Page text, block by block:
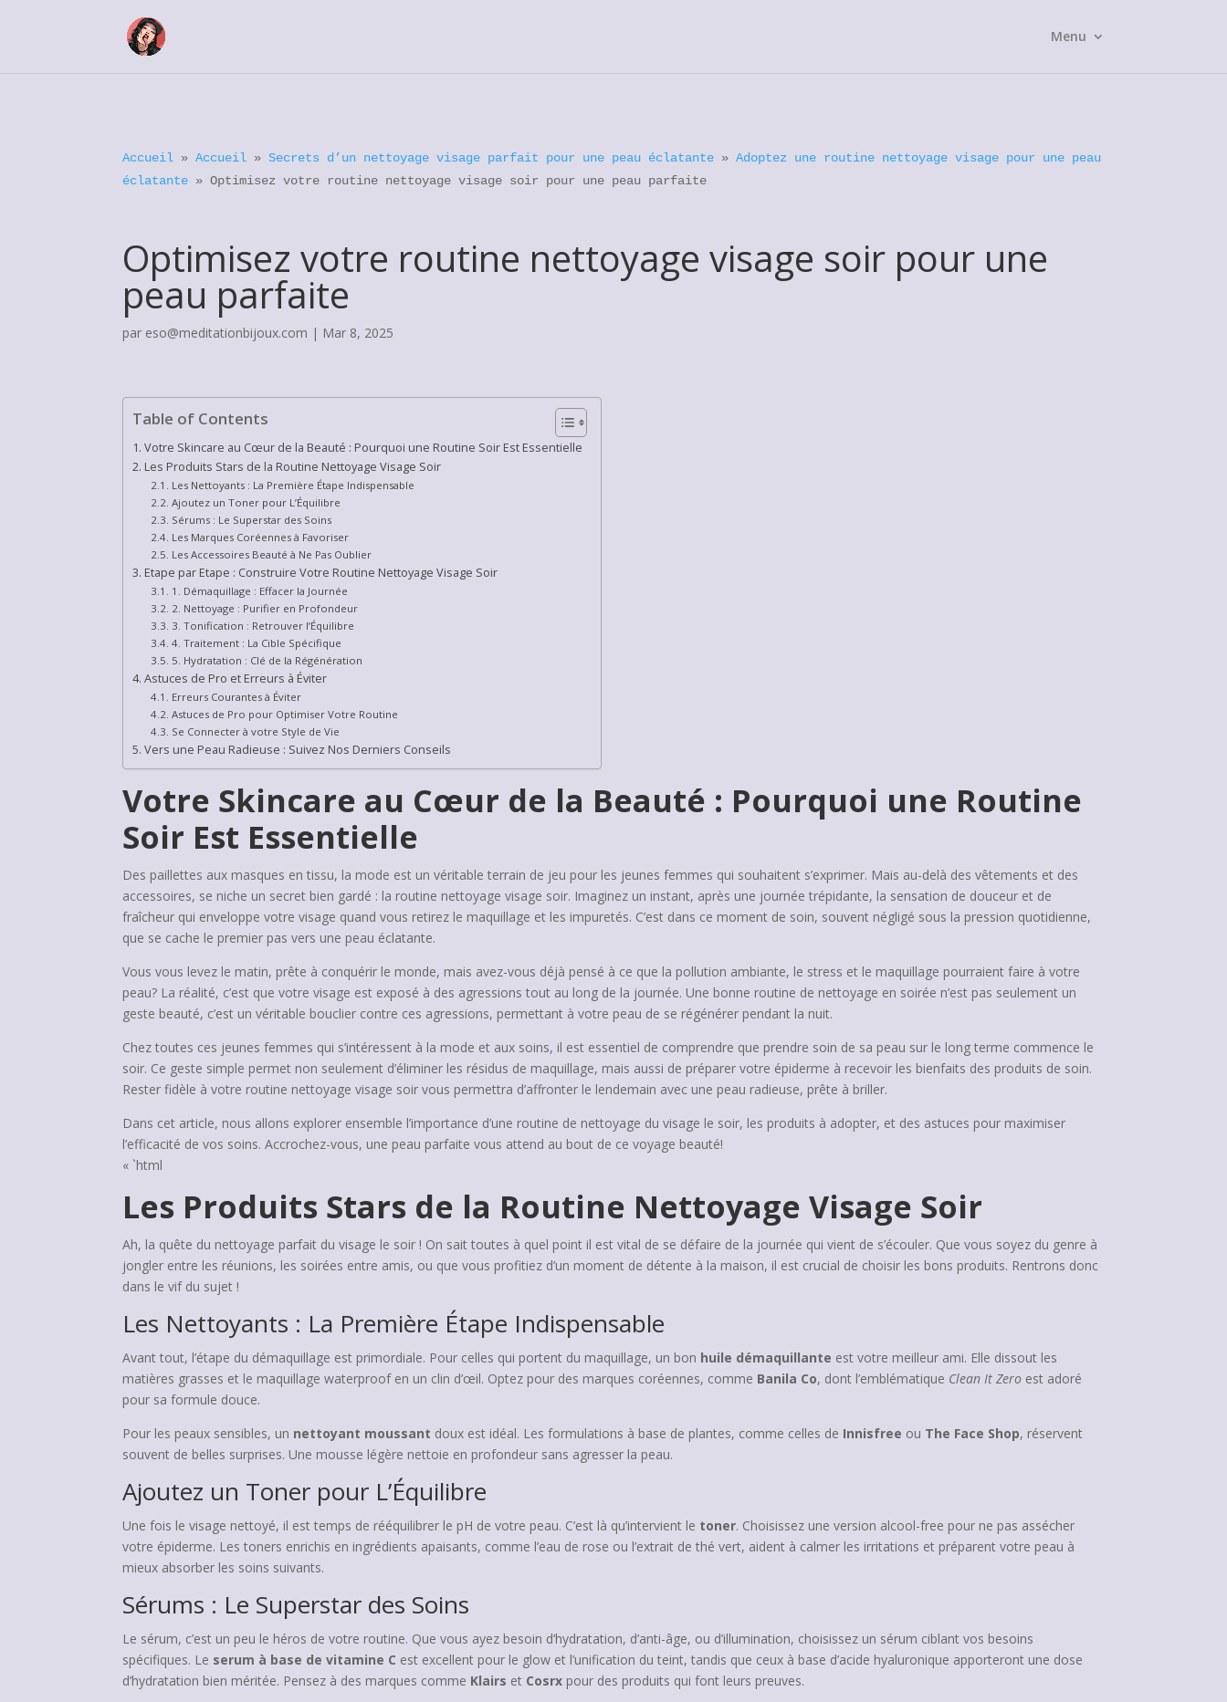
Menu
Accueil »Accueil »Secrets d’un nettoyage visage parfait pour une peau éclatante »Adoptez une routine nettoyage visage pour une peau
éclatante »Optimisez votre routine nettoyage visage soir pour une peau parfaite
Optimisez votre routine nettoyage visage soir pour une
peau parfaite
par eso@meditationbijoux.com | Mar 8, 2025
Table of Contents
Votre Skincare au Cœur de la Beauté : Pourquoi une Routine Soir Est Essentielle
Les Produits Stars de la Routine Nettoyage Visage Soir
Les Nettoyants : La Première Étape Indispensable
Ajoutez un Toner pour L’Équilibre
Sérums : Le Superstar des Soins
Les Marques Coréennes à Favoriser
Les Accessoires Beauté à Ne Pas Oublier
Etape par Etape : Construire Votre Routine Nettoyage Visage Soir
1. Démaquillage : Effacer la Journée
2. Nettoyage : Purifier en Profondeur
3. Tonification : Retrouver l’Équilibre
4. Traitement : La Cible Spécifique
5. Hydratation : Clé de la Régénération
Astuces de Pro et Erreurs à Éviter
Erreurs Courantes à Éviter
Astuces de Pro pour Optimiser Votre Routine
Se Connecter à votre Style de Vie
Vers une Peau Radieuse : Suivez Nos Derniers Conseils
Votre Skincare au Cœur de la Beauté : Pourquoi une Routine
Soir Est Essentielle
Des paillettes aux masques en tissu, la mode est un véritable terrain de jeu pour les jeunes femmes qui souhaitent s’exprimer. Mais au-delà des vêtements et des
accessoires, se niche un secret bien gardé : la routine nettoyage visage soir. Imaginez un instant, après une journée trépidante, la sensation de douceur et de
fraîcheur qui enveloppe votre visage quand vous retirez le maquillage et les impuretés. C’est dans ce moment de soin, souvent négligé sous la pression quotidienne,
que se cache le premier pas vers une peau éclatante.
Vous vous levez le matin, prête à conquérir le monde, mais avez-vous déjà pensé à ce que la pollution ambiante, le stress et le maquillage pourraient faire à votre
peau? La réalité, c’est que votre visage est exposé à des agressions tout au long de la journée. Une bonne routine de nettoyage en soirée n’est pas seulement un
geste beauté, c’est un véritable bouclier contre ces agressions, permettant à votre peau de se régénérer pendant la nuit.
Chez toutes ces jeunes femmes qui s’intéressent à la mode et aux soins, il est essentiel de comprendre que prendre soin de sa peau sur le long terme commence le
soir. Ce geste simple permet non seulement d’éliminer les résidus de maquillage, mais aussi de préparer votre épiderme à recevoir les bienfaits des produits de soin.
Rester fidèle à votre routine nettoyage visage soir vous permettra d’affronter le lendemain avec une peau radieuse, prête à briller.
Dans cet article, nous allons explorer ensemble l’importance d’une routine de nettoyage du visage le soir, les produits à adopter, et des astuces pour maximiser
l’efficacité de vos soins. Accrochez-vous, une peau parfaite vous attend au bout de ce voyage beauté!
« `html
Les Produits Stars de la Routine Nettoyage Visage Soir
Ah, la quête du nettoyage parfait du visage le soir ! On sait toutes à quel point il est vital de se défaire de la journée qui vient de s’écouler. Que vous soyez du genre à
jongler entre les réunions, les soirées entre amis, ou que vous profitiez d’un moment de détente à la maison, il est crucial de choisir les bons produits. Rentrons donc
dans le vif du sujet !
Les Nettoyants : La Première Étape Indispensable
Avant tout, l’étape du démaquillage est primordiale. Pour celles qui portent du maquillage, un bon huile démaquillante est votre meilleur ami. Elle dissout les
matières grasses et le maquillage waterproof en un clin d’œil. Optez pour des marques coréennes, comme Banila Co, dont l’emblématique Clean It Zero est adoré
pour sa formule douce.
Pour les peaux sensibles, un nettoyant moussant doux est idéal. Les formulations à base de plantes, comme celles de Innisfree ou The Face Shop, réservent
souvent de belles surprises. Une mousse légère nettoie en profondeur sans agresser la peau.
Ajoutez un Toner pour L’Équilibre
Une fois le visage nettoyé, il est temps de rééquilibrer le pH de votre peau. C’est là qu’intervient le toner. Choisissez une version alcool-free pour ne pas assécher
votre épiderme. Les toners enrichis en ingrédients apaisants, comme l’eau de rose ou l’extrait de thé vert, aident à calmer les irritations et préparent votre peau à
mieux absorber les soins suivants.
Sérums : Le Superstar des Soins
Le sérum, c’est un peu le héros de votre routine. Que vous ayez besoin d’hydratation, d’anti-âge, ou d’illumination, choisissez un sérum ciblant vos besoins
spécifiques. Le serum à base de vitamine C est excellent pour le glow et l’unification du teint, tandis que ceux à base d’acide hyaluronique apporteront une dose
d’hydratation bien méritée. Pensez à des marques comme Klairs et Cosrx pour des produits qui font leurs preuves.